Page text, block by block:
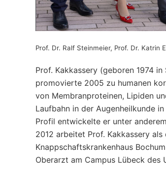
Prof. Dr. Ralf Steinmeier, Prof. Dr. Katrin
Prof. Kakkassery (geboren 1974
promovierte 2005 zu humanen
von Membranproteinen, Lipiden
Laufbahn in der Augenheilkunde
Profil entwickelte er unter
2012 arbeitet Prof. Kakkassery
Knappschaftskrankenhaus
Oberarzt am Campus Lübeck